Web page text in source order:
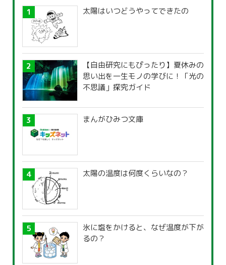
太陽はいつどうやってできたの
【自由研究にもぴったり】夏休みの
思い出を一生モノの学びに！「光の
不思議」探究ガイド
まんがひみつ文庫
太陽の温度は何度くらいなの？
氷に塩をかけると、なぜ温度が下が
るの？